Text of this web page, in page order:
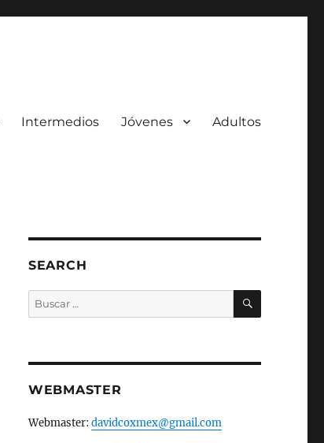
Intermedios Jóvenes Adultos
SEARCH
Buscar
por:
BUSCAR
WEBMASTER
Webmaster: davidcoxmex@gmail.com